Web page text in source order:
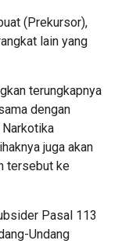
(Prekursor),
lain yang
terungkapnya
dengan
juga akan
tersebut ke
Pasal 113
Undang